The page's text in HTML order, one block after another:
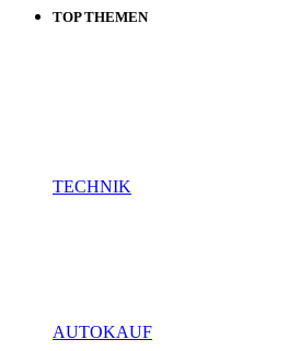
TOP THEMEN
TECHNIK
AUTOKAUF